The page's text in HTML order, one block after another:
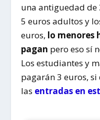
una antiguedad de
5 euros adultos y
euros, lo menores
pagan pero eso sí
Los estudiantes y
pagarán 3 euros,
las entradas en